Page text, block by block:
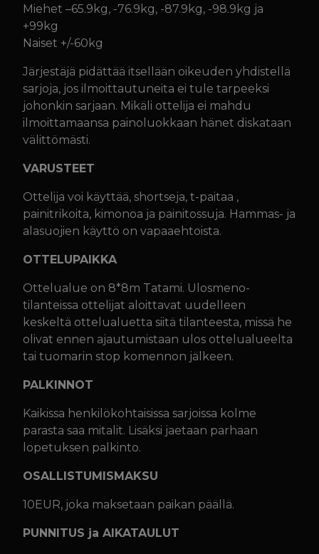
Miehet –65.9kg, -76.9kg, -87.9kg, -98.9kg ja
+99kg
Naiset +/-60kg
Järjestäjä pidättää itsellään oikeuden yhdistellä
sarjoja, jos ilmoittautuneita ei tule tarpeeksi
johonkin sarjaan. Mikäli ottelija ei mahdu
ilmoittamaansa painoluokkaan hänet diskataan
välittömästi.
VARUSTEET
Ottelija voi käyttää, shortseja, t-paitaa ,
painitrikoita, kimonoa ja painitossuja. Hammas- ja
alasuojien käyttö on vapaaehtoista.
OTTELUPAIKKA
Ottelualue on 8*8m Tatami. Ulosmeno-
tilanteissa ottelijat aloittavat uudelleen
keskeltä ottelualuetta siitä tilanteesta, missä he
olivat ennen ajautumistaan ulos ottelualueelta
tai tuomarin stop komennon jälkeen.
PALKINNOT
Kaikissa henkilökohtaisissa sarjoissa kolme
parasta saa mitalit. Lisäksi jaetaan parhaan
lopetuksen palkinto.
OSALLISTUMISMAKSU
10EUR, joka maksetaan paikan päällä.
PUNNITUS ja AIKATAULUT